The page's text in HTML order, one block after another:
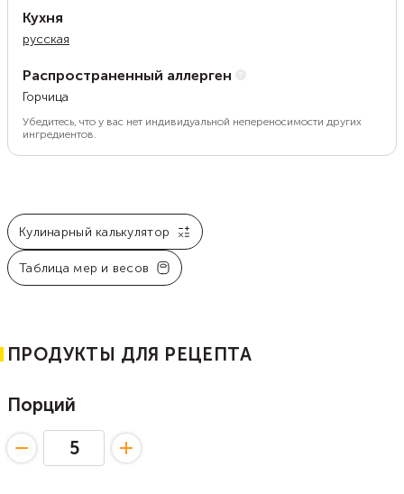
Кухня
русская
Распространенный аллерген
Горчица
Убедитесь, что у вас нет индивидуальной непереносимости других
ингредиентов.
Кулинарный калькулятор
Таблица мер и весов
ПРОДУКТЫ ДЛЯ РЕЦЕПТА
Порций